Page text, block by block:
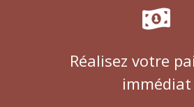
Réalisez votre
immédiat